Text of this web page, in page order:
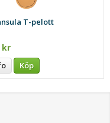
T-pelott
kr
Köp